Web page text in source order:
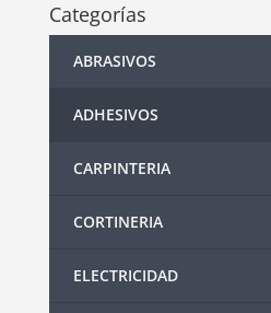
Categorías
ABRASIVOS
ADHESIVOS
CARPINTERIA
CORTINERIA
ELECTRICIDAD